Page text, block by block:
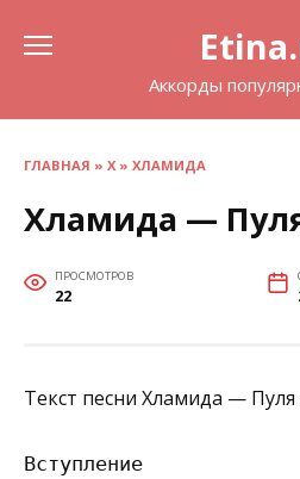
Аккорды
ГЛАВНАЯ » Х» ХЛАМИДА
Хламида —
ПРОСМОТРОВ
22
Текст песни Хламида — Пуля
Вступление